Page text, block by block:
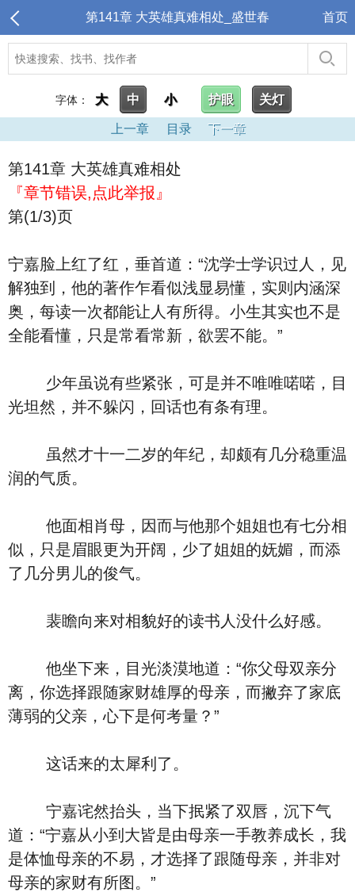
第141章 大英雄真难相处_盛世春 首页
字体： 大 中 小 护眼 关灯
上一章 目录 下一章
第141章 大英雄真难相处
『章节错误,点此举报』
第(1/3)页
宁嘉脸上红了红，垂首道：“沈学士学识过人，见
解独到，他的著作乍看似浅显易懂，实则内涵深
奥，每读一次都能让人有所得。小生其实也不是
全能看懂，只是常看常新，欲罢不能。”
少年虽说有些紧张，可是并不唯唯喏喏，目
光坦然，并不躲闪，回话也有条有理。
虽然才十一二岁的年纪，却颇有几分稳重温
润的气质。
他面相肖母，因而与他那个姐姐也有七分相
似，只是眉眼更为开阔，少了姐姐的妩媚，而添
了几分男儿的俊气。
裴瞻向来对相貌好的读书人没什么好感。
他坐下来，目光淡漠地道：“你父母双亲分
离，你选择跟随家财雄厚的母亲，而撇弃了家底
薄弱的父亲，心下是何考量？”
这话来的太犀利了。
宁嘉诧然抬头，当下抿紧了双唇，沉下气
道：“宁嘉从小到大皆是由母亲一手教养成长，我
是体恤母亲的不易，才选择了跟随母亲，并非对
母亲的家财有所图。”